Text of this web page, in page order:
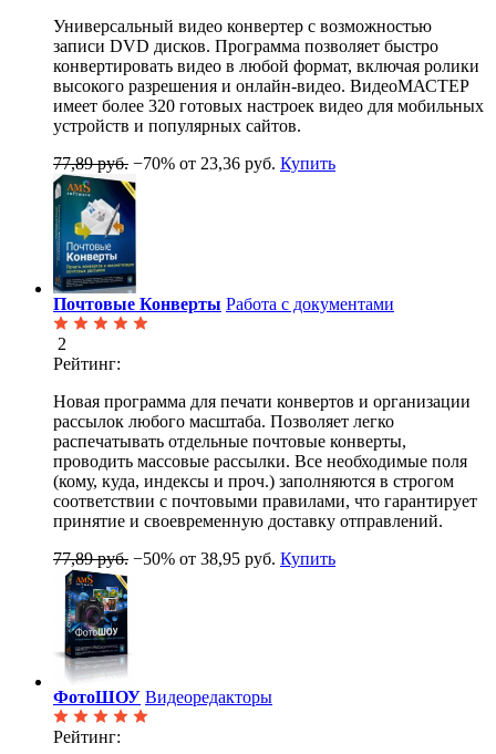
Универсальный видео конвертер с возможностью
записи DVD дисков. Программа позволяет быстро
конвертировать видео в любой формат, включая ролики
высокого разрешения и онлайн-видео. ВидеоМАСТЕР
имеет более 320 готовых настроек видео для мобильных
устройств и популярных сайтов.
77,89 руб. −70% от 23,36 руб. Купить
Почтовые Конверты Работа с документами
2
Рейтинг:
Новая программа для печати конвертов и организации
рассылок любого масштаба. Позволяет легко
распечатывать отдельные почтовые конверты,
проводить массовые рассылки. Все необходимые поля
(кому, куда, индексы и проч.) заполняются в строгом
соответствии с почтовыми правилами, что гарантирует
принятие и своевременную доставку отправлений.
77,89 руб. −50% от 38,95 руб. Купить
ФотоШОУ Видеоредакторы
Рейтинг: